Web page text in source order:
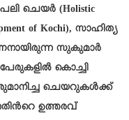
ചെയർ (Holistic
of Kochi), സാഹിത്യ
സുകുമാർ
കൊച്ചി
ചെയറുകൾക്ക്
ഉത്തരവ്